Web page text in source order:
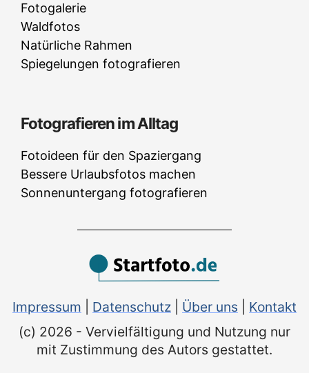
Fotogalerie
Waldfotos
Natürliche Rahmen
Spiegelungen fotografieren
Fotografieren im Alltag
Fotoideen für den Spaziergang
Bessere Urlaubsfotos machen
Sonnenuntergang fotografieren
Impressum Datenschutz Über uns
Kontakt
(c) 2026 - Vervielfältigung und Nutzung nur
mit Zustimmung des Autors gestattet.